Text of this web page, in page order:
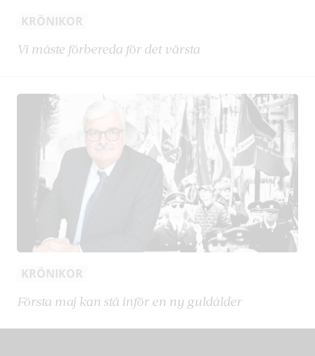
KRÖNIKOR
Vi måste förbereda för det värsta
KRÖNIKOR
Första maj kan stå inför en ny guldålder